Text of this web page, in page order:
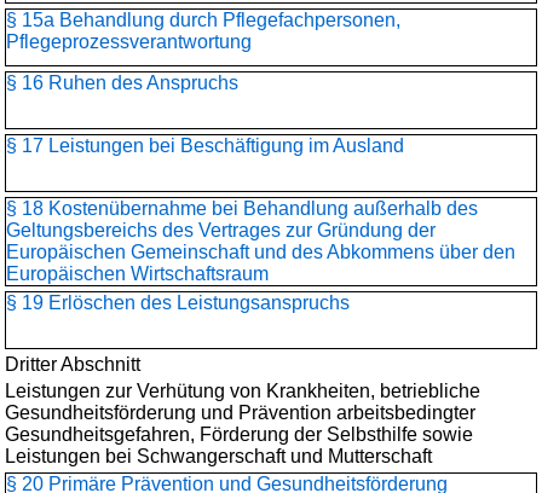
§ 15a Behandlung durch Pflegefachpersonen,
Pflegeprozessverantwortung
§ 16 Ruhen des Anspruchs
§ 17 Leistungen bei Beschäftigung im Ausland
§ 18 Kostenübernahme bei Behandlung außerhalb des
Geltungsbereichs des Vertrages zur Gründung der
Europäischen Gemeinschaft und des Abkommens über den
Europäischen Wirtschaftsraum
§ 19 Erlöschen des Leistungsanspruchs
Dritter Abschnitt
Leistungen zur Verhütung von Krankheiten, betriebliche
Gesundheitsförderung und Prävention arbeitsbedingter
Gesundheitsgefahren, Förderung der Selbsthilfe sowie
Leistungen bei Schwangerschaft und Mutterschaft
§ 20 Primäre Prävention und Gesundheitsförderung